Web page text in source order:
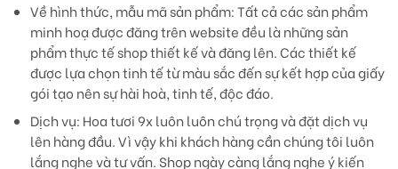
Về hình thức, mẫu mã sản phẩm:Tất cả các sản phẩm
minh hoạ được đăng trên website đều là những sản
phẩm thực tế shop thiết kế và đăng lên. Các thiết kế
được lựa chọn tinh tế từ màu sắc đến sự kết hợp của giấy
gói tạo nên sự hài hoà, tinh tế, độc đáo.
Dịch vụ: Hoa tươi 9x luôn luôn chú trọng và đặt dịch vụ
lên hàng đầu. Vì vậy khi khách hàng cần chúng tôi luôn
lắng nghe và tư vấn. Shop ngày càng lắng nghe ý kiến